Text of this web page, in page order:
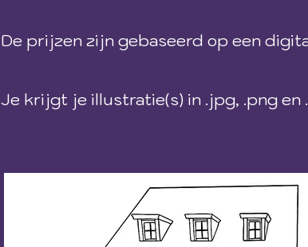
De prijzen zijn gebaseerd op een
Je krijgt je illustratie(s) in .jpg, .png